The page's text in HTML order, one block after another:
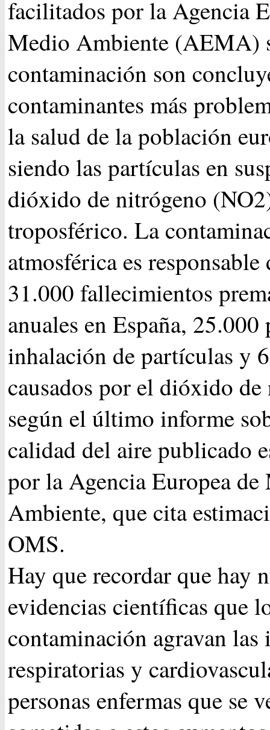
facilitados por la Agencia
Medio Ambiente (AEMA)
contaminación son
contaminantes más
la salud de la población
siendo las partículas en
dióxido de nitrógeno
troposférico. La
atmosférica es responsable
31.000 fallecimientos
anuales en España, 25.000
inhalación de partículas y
causados por el dióxido
según el último informe
calidad del aire publicado
por la Agencia Europea de
Ambiente, que cita
OMS.
Hay que recordar que hay
evidencias científicas que
contaminación agravan las
respiratorias y
personas enfermas que se